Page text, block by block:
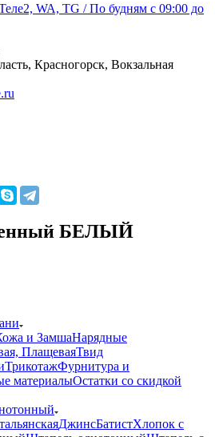
WA, TG / По будням c 09:00 до
Красногорск, Вокзальная
БЕЛЫЙ
и ЗамшаНарядные
ПлащеваяТвид
ТрикотажФурнитура и
материалыОстатки со скидкой
ДжинсБатистХлопок с